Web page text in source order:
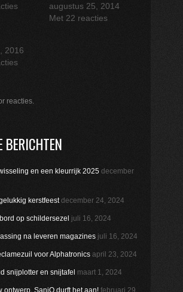
augustus 25, 2014
Met 22 reacties
2016
reacties.
BERICHTEN
en een kleurrijk 2025 december
kerstfeest december 24, 2024
op schildersezel juli 16, 2024
na leveren magazines juli 16, 2024
voor Alphatronics april 23, 2024
snijplotter en snijtafel maart 1, 2024
ontwerp. SaniQ durft het aan! februari 29,